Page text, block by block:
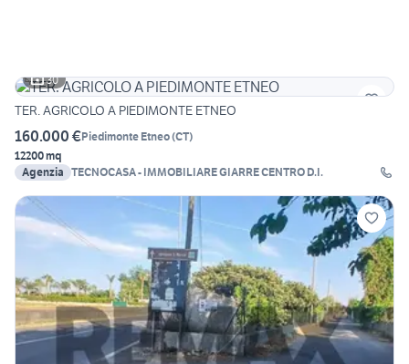
30
TER. AGRICOLO A PIEDIMONTE ETNEO
160.000 €Piedimonte Etneo(CT)
12200 mq
Agenzia TECNOCASA - IMMOBILIARE GIARRE CENTRO D.I.